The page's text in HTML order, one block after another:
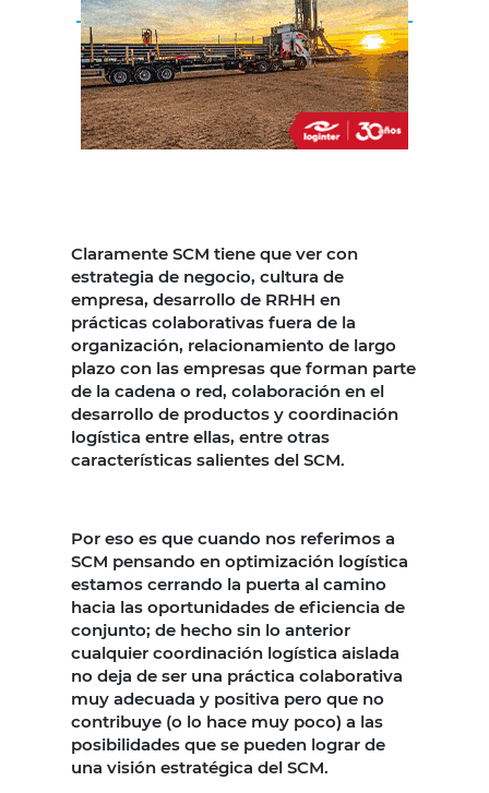
Claramente SCM tiene que ver con
estrategia de negocio, cultura de
empresa, desarrollo de RRHH en
prácticas colaborativas fuera de la
organización, relacionamiento de largo
plazo con las empresas que forman parte
de la cadena o red, colaboración en el
desarrollo de productos y coordinación
logística entre ellas, entre otras
características salientes del SCM.
Por eso es que cuando nos referimos a
SCM pensando en optimización logística
estamos cerrando la puerta al camino
hacia las oportunidades de eficiencia de
conjunto; de hecho sin lo anterior
cualquier coordinación logística aislada
no deja de ser una práctica colaborativa
muy adecuada y positiva pero que no
contribuye (o lo hace muy poco) a las
posibilidades que se pueden lograr de
una visión estratégica del SCM.